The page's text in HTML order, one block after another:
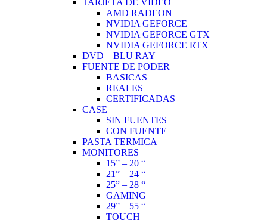
TARJETA DE VIDEO
AMD RADEON
NVIDIA GEFORCE
NVIDIA GEFORCE GTX
NVIDIA GEFORCE RTX
DVD – BLU RAY
FUENTE DE PODER
BASICAS
REALES
CERTIFICADAS
CASE
SIN FUENTES
CON FUENTE
PASTA TERMICA
MONITORES
15” – 20 “
21” – 24 “
25” – 28 “
GAMING
29” – 55 “
TOUCH